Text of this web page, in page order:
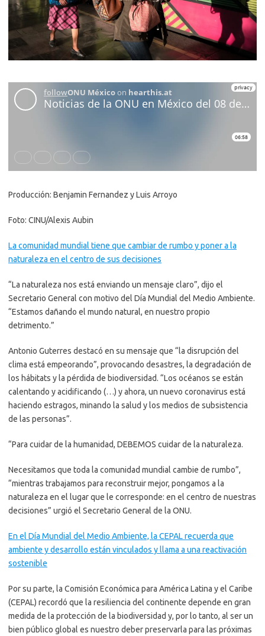
Producción: Benjamin Fernandez y Luis Arroyo
Foto: CINU/Alexis Aubin
La comunidad mundial tiene que cambiar de rumbo y poner a la
naturaleza en el centro de sus decisiones
“La naturaleza nos está enviando un mensaje claro”, dijo el
Secretario General con motivo del Día Mundial del Medio Ambiente.
“Estamos dañando el mundo natural, en nuestro propio
detrimento.”
Antonio Guterres destacó en su mensaje que “la disrupción del
clima está empeorando”, provocando desastres, la degradación de
los hábitats y la pérdida de biodiversidad. “Los océanos se están
calentando y acidificando (…) y ahora, un nuevo coronavirus está
haciendo estragos, minando la salud y los medios de subsistencia
de las personas”.
“Para cuidar de la humanidad, DEBEMOS cuidar de la naturaleza.
Necesitamos que toda la comunidad mundial cambie de rumbo”,
“mientras trabajamos para reconstruir mejor, pongamos a la
naturaleza en el lugar que le corresponde: en el centro de nuestras
decisiones” urgió el Secretario General de la ONU.
En el Día Mundial del Medio Ambiente, la CEPAL recuerda que
ambiente y desarrollo están vinculados y llama a una reactivación
sostenible
Por su parte, la Comisión Económica para América Latina y el Caribe
(CEPAL) recordó que la resiliencia del continente depende en gran
medida de la protección de la biodiversidad y, por lo tanto, al ser un
bien público global es nuestro deber preservarla para las próximas